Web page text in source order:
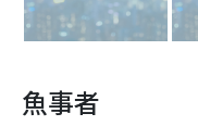
魚事者